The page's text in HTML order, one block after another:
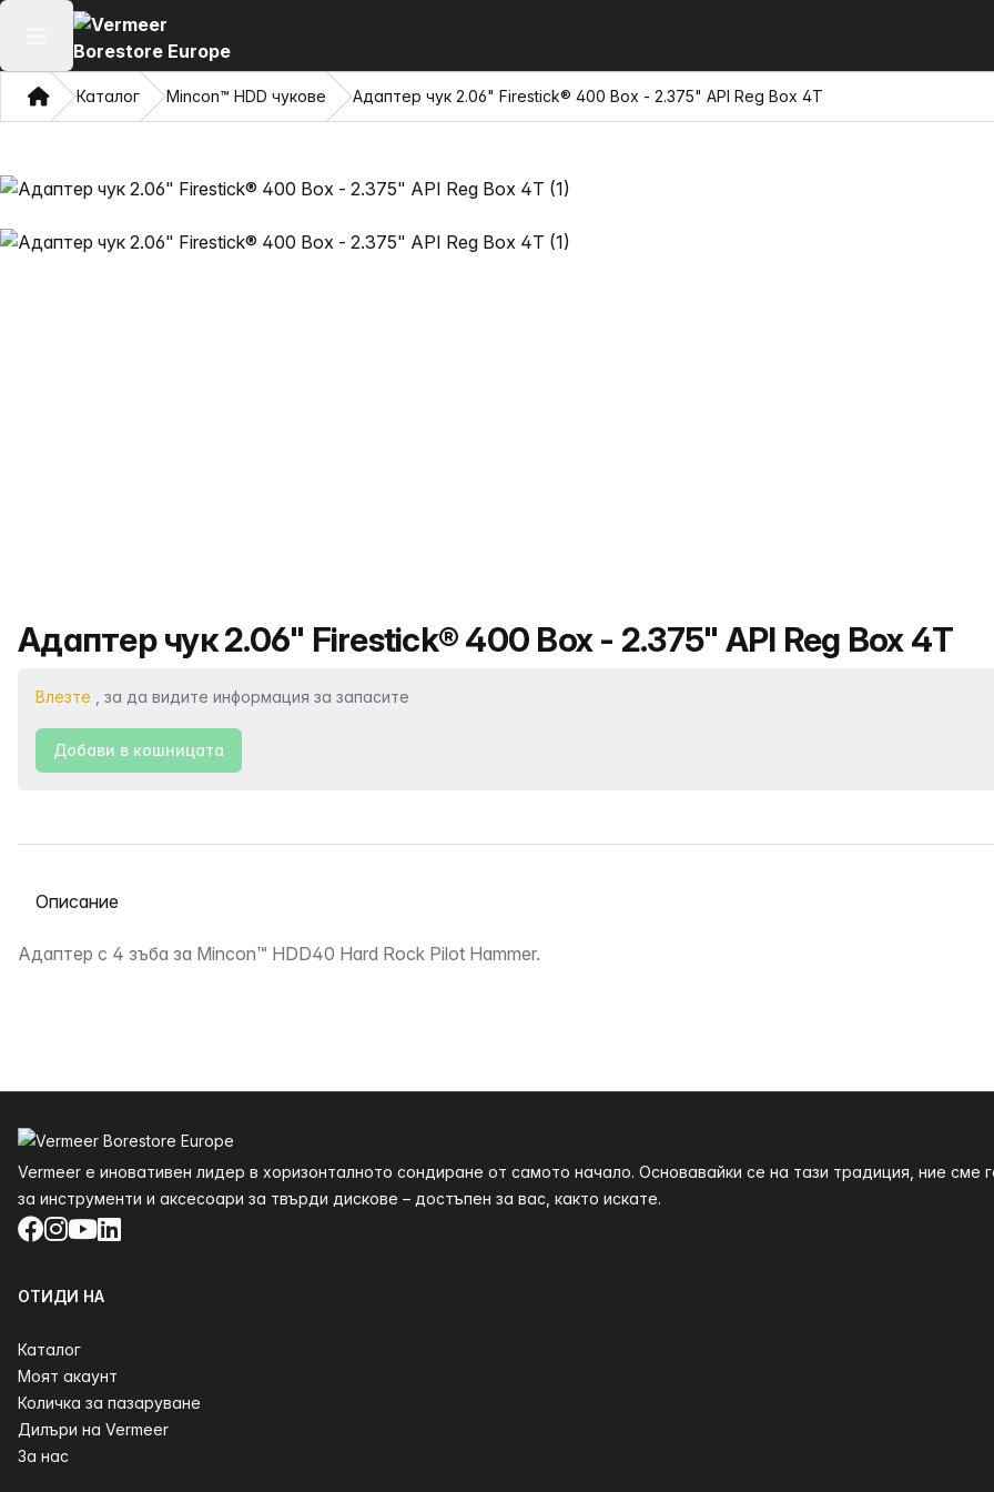
Отваряне на главното меню
ДомКаталог Mincon™ HDD чукове Адаптер чук 2.06" Firestick® 400 Box - 2.375" API Reg Box 4T
Име на продукта
Адаптер чук 2.06" Firestick® 400 Box - 2.375" API Reg Box 4T
Влезте , за да видите информация за запасите
Добави в кошницата
Избор на раздел
Описание
Адаптер с 4 зъба за Mincon™ HDD40 Hard Rock Pilot Hammer.
Vermeer е иновативен лидер в хоризонталното сондиране от самото начало. Основавайки се на тази традиция, ние сме
за инструменти и аксесоари за твърди дискове – достъпен за вас, както искате.
Facebook
Instagram
YouTube
LinkedIn
ОТИДИ НА
Каталог
Моят акаунт
Количка за пазаруване
Дилъри на Vermeer
За нас